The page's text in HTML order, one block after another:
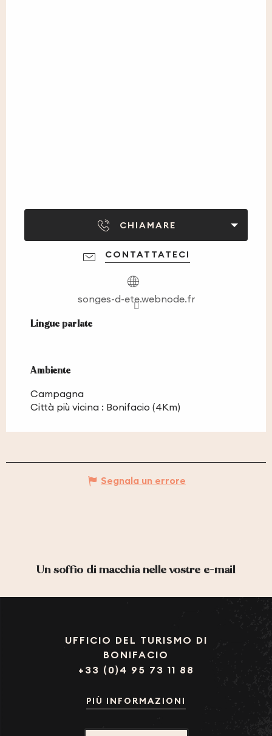
CHIAMARE
CONTATTATECI
songes-d-ete.webnode.fr
Lingue parlate
Lingue parlate
Ambiente
Ambiente
Campagna
Città più vicina : Bonifacio (4Km)
Segnala un errore
Un soffio di macchia nelle vostre e-mail
UFFICIO DEL TURISMO DI
BONIFACIO
+33 (0)4 95 73 11 88
PIÙ INFORMAZIONI